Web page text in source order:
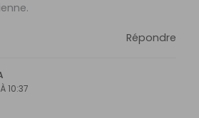
Répondre
10:37